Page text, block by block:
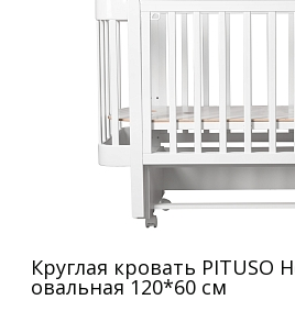
Круглая кровать PITUSO
овальная 120*60 см